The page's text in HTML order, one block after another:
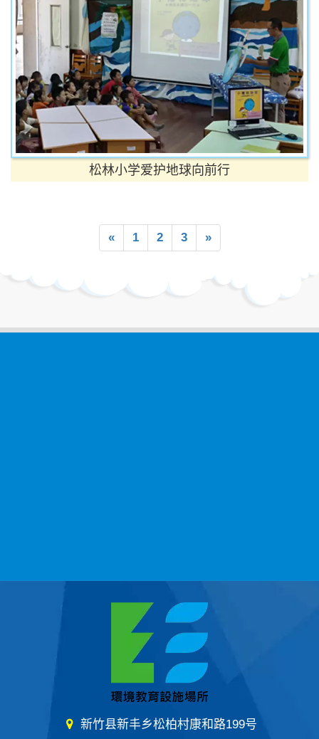
松林小学爱护地球向前行
« 1 2 3 »
新竹县新丰乡松柏村康和路199号